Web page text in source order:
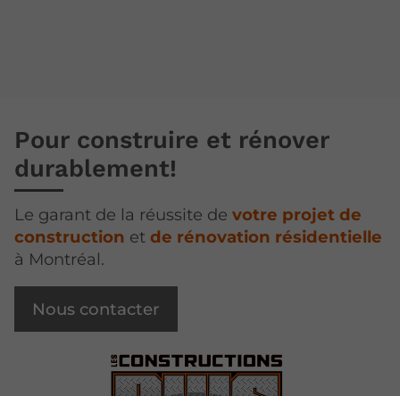
Pour construire et rénover
durablement!
Le garant de la réussite de votre projet de
construction et de rénovation résidentielle
à Montréal.
Nous contacter